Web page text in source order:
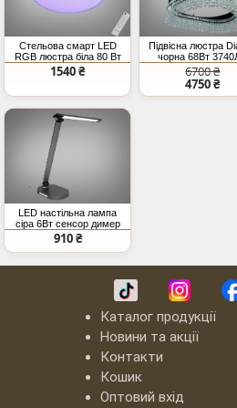
Стельова смарт LED
RGB люстра біла 80 Вт
пульт
1540 ₴
Підвісна люстра
чорна 68Вт
6700 ₴
4750 ₴
LED настільна лампа
сіра 6Вт сенсор димер
910 ₴
Каталог продукції
Новини та акції
Контакти
Кошик
Оптовий вхід